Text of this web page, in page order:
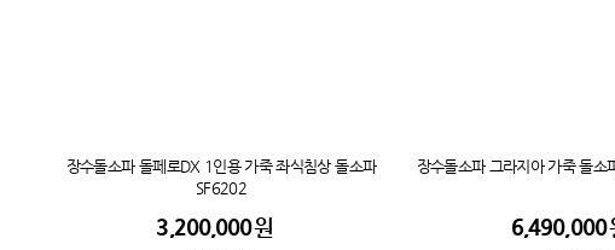
장수돌소파 돌페로DX 1인용 가죽 좌식침상 돌소파
SF6202
3,200,000원
장수돌소파 그라지아 가죽 돌
6,490,000